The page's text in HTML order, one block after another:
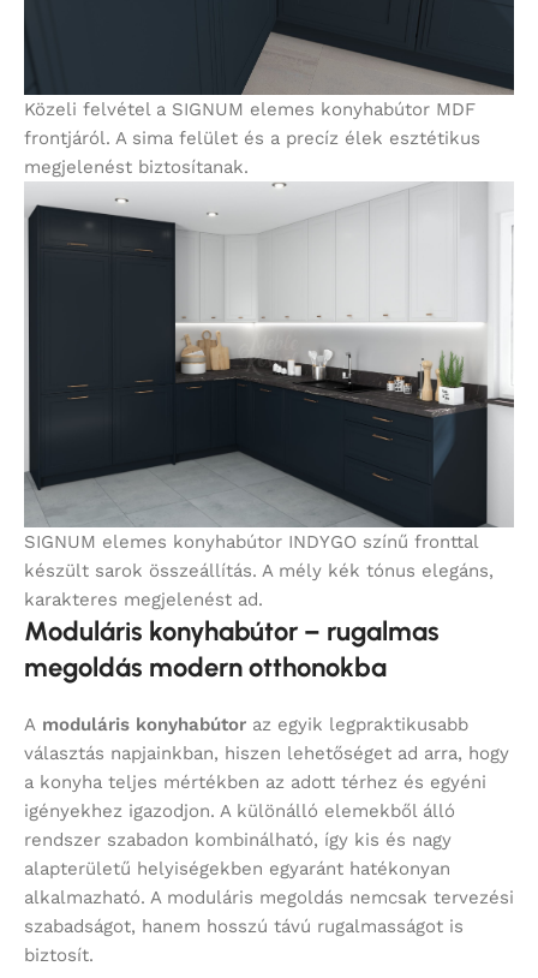
Közeli felvétel a SIGNUM elemes konyhabútor MDF
frontjáról. A sima felület és a precíz élek esztétikus
megjelenést biztosítanak.
SIGNUM elemes konyhabútor INDYGO színű fronttal
készült sarok összeállítás. A mély kék tónus elegáns,
karakteres megjelenést ad.
Moduláris konyhabútor – rugalmas
megoldás modern otthonokba
A moduláris konyhabútor az egyik legpraktikusabb
választás napjainkban, hiszen lehetőséget ad arra, hogy
a konyha teljes mértékben az adott térhez és egyéni
igényekhez igazodjon. A különálló elemekből álló
rendszer szabadon kombinálható, így kis és nagy
alapterületű helyiségekben egyaránt hatékonyan
alkalmazható. A moduláris megoldás nemcsak tervezési
szabadságot, hanem hosszú távú rugalmasságot is
biztosít.